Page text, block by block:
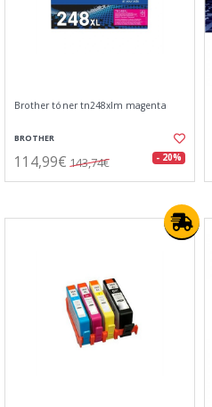
Brother tóner tn248xlm magenta
BROTHER
114,99€ 143,74€ - 20%